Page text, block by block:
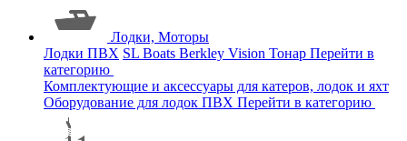
Лодки, Моторы
Лодки ПВХ SL Boats Berkley Vision Тонар Перейти в
категорию
Комплектующие и аксессуары для катеров, лодок и яхт
Оборудование для лодок ПВХ Перейти в категорию